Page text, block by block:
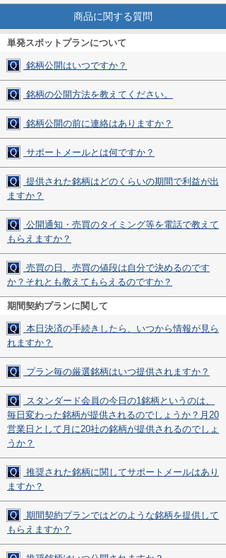
商品に関する質問
単発スポットプランについて
Q 銘柄公開はいつですか？
Q 銘柄の公開方法を教えてください。
Q 銘柄公開の前に連絡はありますか？
Q サポートメールとは何ですか？
Q
提供された銘柄はどのくらいの期間で利益が出
ますか？
Q
公開通知・売買のタイミング等を電話で教えて
もらえますか？
Q
売買の日、売買の値段は自分で決めるのです
か？それとも教えてもらえるのですか？
期間契約プランに関して
Q
本日決済の手続きしたら、いつから情報が見ら
れますか？
Q プラン毎の厳選銘柄はいつ提供されますか？
Q
スタンダード会員の今日の1銘柄というのは、
毎日変わった銘柄が提供されるのでしょうか？月20
営業日として月に20社の銘柄が提供されるのでしょ
うか？
Q
推奨された銘柄に関してサポートメールはあり
ますか？
Q
期間契約プランではどのような銘柄を提供して
もらえますか？